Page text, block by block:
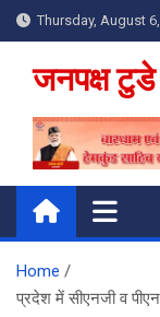
Skip
to
content
Thursday, August
जनपक्ष टुडे
Home
प्रदेश में सीएनजी व